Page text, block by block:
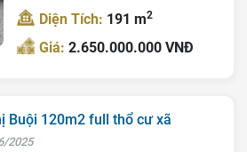
Diện Tích: 191 m2
Giá:2.650.000.000 VNĐ
Buội 120m2 full thổ cư xã
2025